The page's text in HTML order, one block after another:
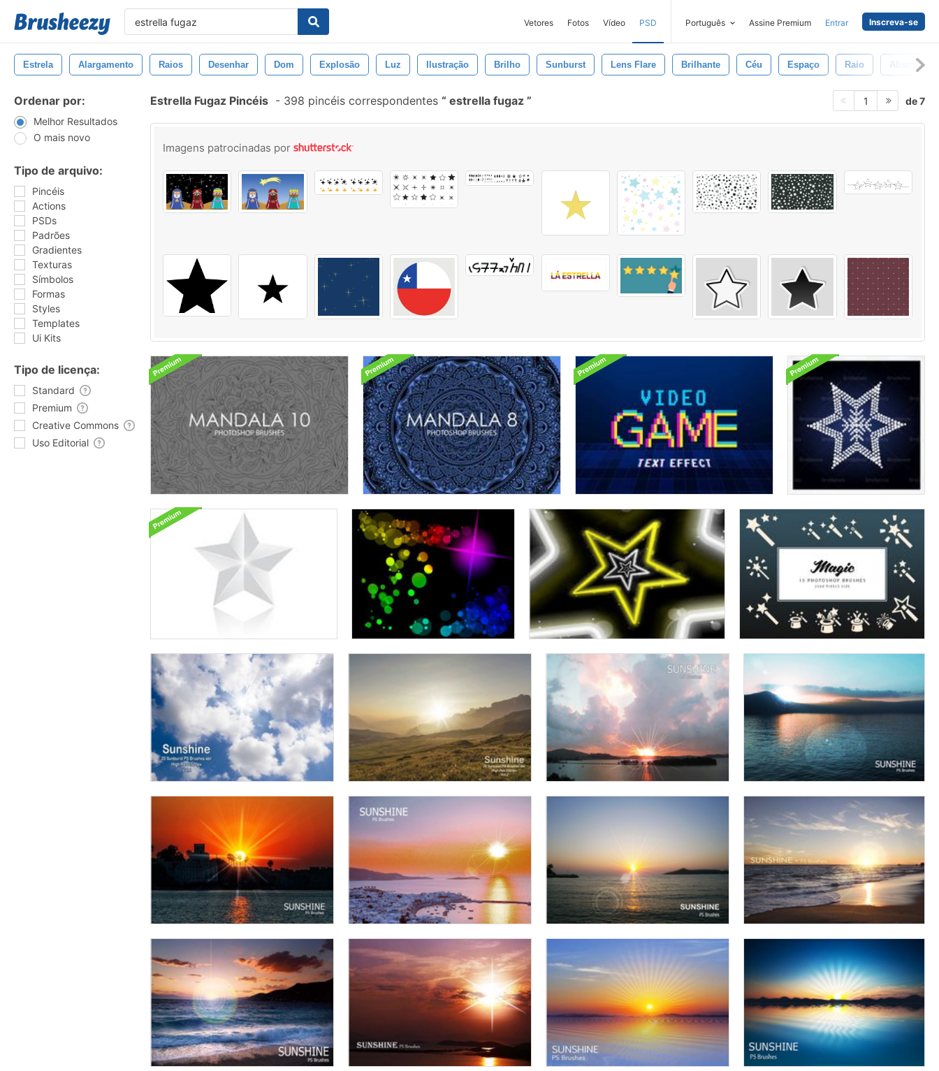
Vetores Fotos Vídeo PSD Português Assine Premium Entrar Inscreva-se
Estrela Alargamento Raios Desenhar Dom Explosão Luz Ilustração Brilho Sunburst Lens Flare Brilhante Céu Espaço Raio Abstrato
Ordenar por:
Melhor Resultados
O mais novo
Tipo de arquivo:
Pincéis
Actions
PSDs
Padrões
Gradientes
Texturas
Símbolos
Formas
Styles
Templates
Ui Kits
Tipo de licença:
Standard
Premium
Creative Commons
Uso Editorial
Estrella Fugaz Pincéis - 398 pincéis correspondentes estrella fugaz 1 de 7
Imagens patrocinadas por